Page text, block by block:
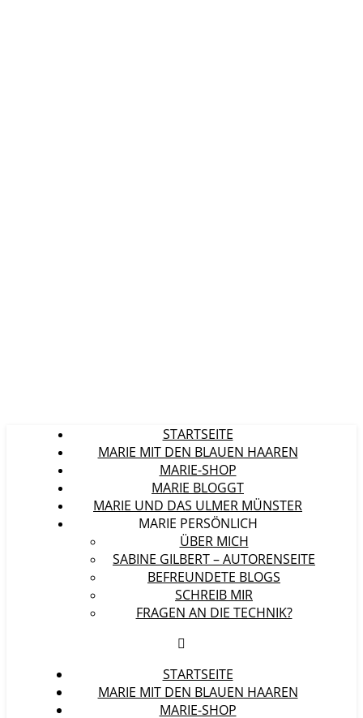
STARTSEITE
MARIE MIT DEN BLAUEN HAAREN
MARIE-SHOP
MARIE BLOGGT
MARIE UND DAS ULMER MÜNSTER
MARIE PERSÖNLICH
ÜBER MICH
SABINE GILBERT – AUTORENSEITE
BEFREUNDETE BLOGS
SCHREIB MIR
FRAGEN AN DIE TECHNIK?
STARTSEITE
MARIE MIT DEN BLAUEN HAAREN
MARIE-SHOP